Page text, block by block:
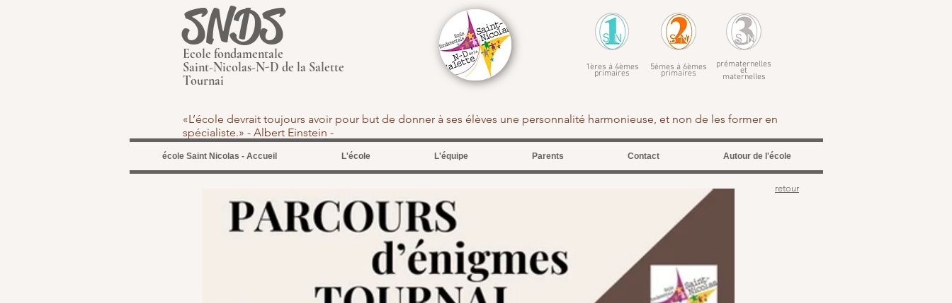
SNDS
Ecole fondamentale
Saint-Nicolas-N-D de la Salette
Tournai
1ères à 4èmes
primaires
5èmes à 6èmes
primaires
prématernelles
et
maternelles
«L’école devrait toujours avoir pour but de donner à ses élèves une personnalité harmonieuse, et non de les former en
spécialiste.» - Albert Einstein -
école Saint Nicolas - Accueil L'école L'équipe Parents Contact Autour de l'école
retour